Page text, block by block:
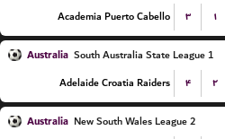
Academia Puerto Cabello
۳ ۱
Australia South Australia State League 1
Adelaide Croatia Raiders
۴ ۲
Australia New South Wales League 2